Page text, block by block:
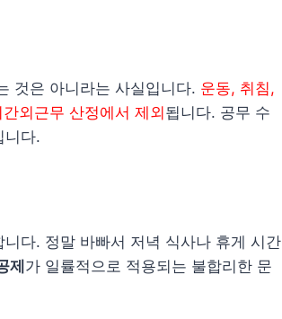
것은 아니라는 사실입니다. 운동, 취침,
외근무 산정에서 제외 됩니다. 공무 수
니다.
다. 정말 바빠서 저녁 식사나 휴게 시간
제 가 일률적으로 적용되는 불합리한 문